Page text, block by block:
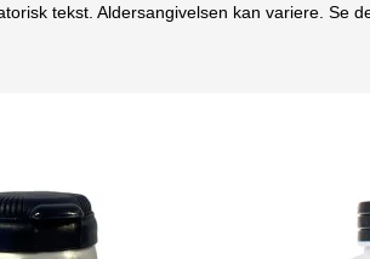
tekst. Aldersangivelsen kan variere. Se